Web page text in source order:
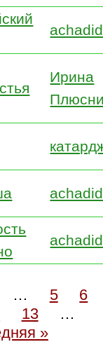
Ирина
… 5
6
13
…
»